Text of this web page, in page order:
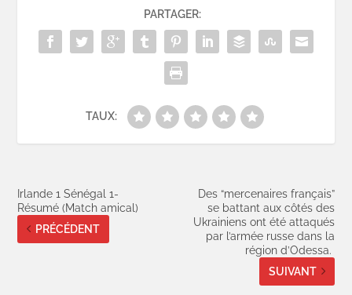
PARTAGER:
TAUX:
Irlande 1 Sénégal 1-
Résumé (Match amical)
PRÉCÉDENT
Des “mercenaires français”
se battant aux côtés des
Ukrainiens ont été attaqués
par l’armée russe dans la
région d’Odessa.
SUIVANT